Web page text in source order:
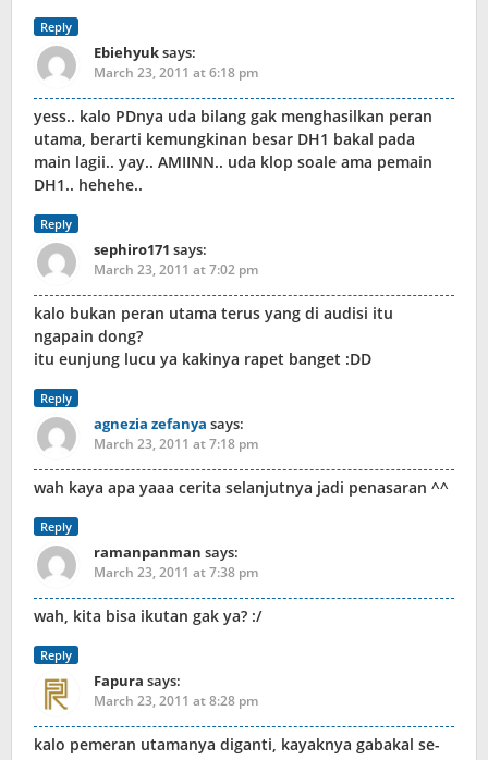
Reply
Ebiehyuksays:
March 23, 2011 at 6:18 pm
yess.. kalo PDnya uda bilang gak menghasilkan peran
utama, berarti kemungkinan besar DH1 bakal pada
main lagii.. yay.. AMIINN.. uda klop soale ama pemain
DH1.. hehehe..
Reply
sephiro171 says:
March 23, 2011 at 7:02 pm
kalo bukan peran utama terus yang di audisi itu
ngapain dong?
itu eunjung lucu ya kakinya rapet banget :DD
Reply
agnezia zefanya says:
March 23, 2011 at 7:18 pm
wah kaya apa yaaa cerita selanjutnya jadi penasaran ^^
Reply
ramanpanman says:
March 23, 2011 at 7:38 pm
wah, kita bisa ikutan gak ya? :/
Reply
Fapura says:
March 23, 2011 at 8:28 pm
kalo pemeran utamanya diganti, kayaknya gabakal se-